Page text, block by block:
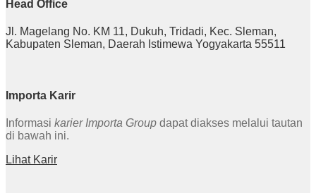
Head Office
Jl. Magelang No. KM 11, Dukuh, Tridadi, Kec. Sleman,
Kabupaten Sleman, Daerah Istimewa Yogyakarta 55511
Importa Karir
Informasi karier Importa Group dapat diakses melalui tautan
di bawah ini.
Lihat Karir